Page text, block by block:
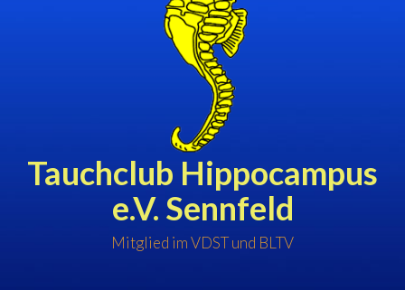
Tauchclub Hippocampus
e.V. Sennfeld
Mitglied im VDST und BLTV